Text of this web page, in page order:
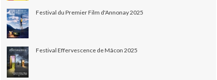
Festival du Premier Film d'Annonay 2025
Festival Effervescence de Mâcon 2025